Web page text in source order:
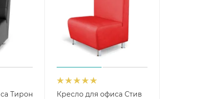
Тирон Кресло для офиса Стив